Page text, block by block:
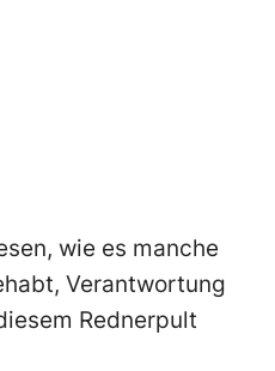
wie es manche
Verantwortung
Rednerpult